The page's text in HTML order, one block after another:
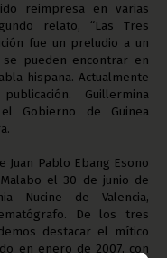
reimpresa en varias
relato, “Las Tres
fue un preludio a un
se pueden encontrar en
hispana. Actualmente
Guillermina
Gobierno de Guinea
Juan Pablo Ebang Esono
el 30 de junio de
Nucine de Valencia,
De los tres
destacar el mítico
en enero de 2007, con